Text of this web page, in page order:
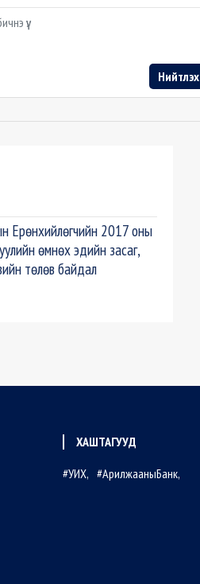
Нийтлэх
Ерөнхийлөгчийн 2017 оны
өмнөх эдийн засаг,
төлөв байдал
ХАШТАГУУД
УИХ
АрилжааныБанк